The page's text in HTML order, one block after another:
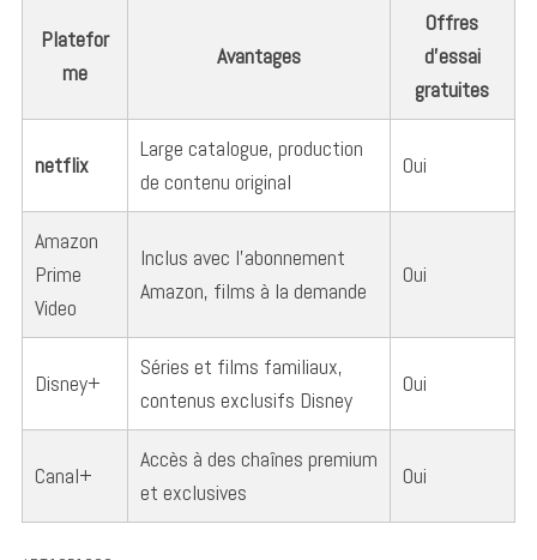
Platefor
me
Avantages
Offres
d’essai
gratuites
netflix
Large catalogue, production
de contenu original
Oui
Amazon
Prime
Video
Inclus avec l’abonnement
Amazon, films à la demande
Oui
Disney+
Séries et films familiaux,
contenus exclusifs Disney
Oui
Canal+
Accès à des chaînes premium
et exclusives
Oui
S